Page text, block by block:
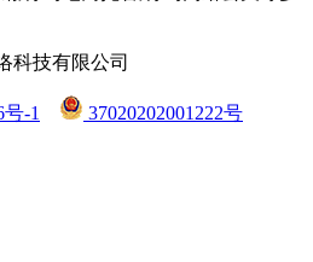
科技有限公司
-1 37020202001222号